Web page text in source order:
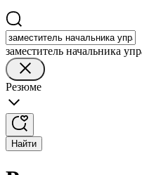
заместитель начальника
Резюме
Найти